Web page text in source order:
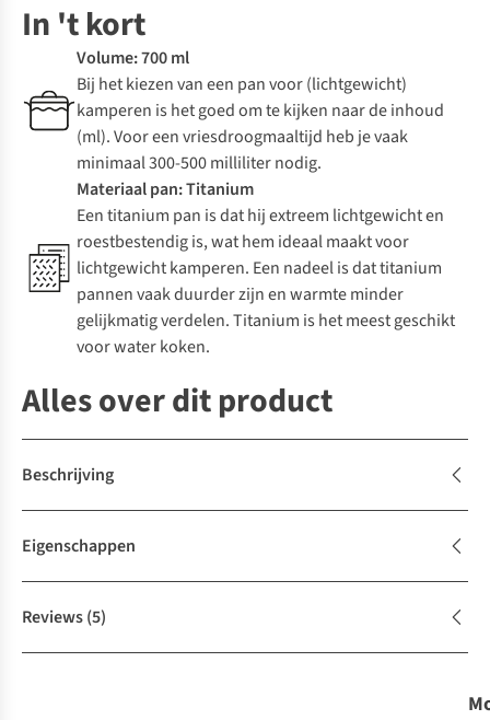
In 't kort
Volume: 700 ml
Bij het kiezen van een pan voor (lichtgewicht)
kamperen is het goed om te kijken naar de inhoud
(ml). Voor een vriesdroogmaaltijd heb je vaak
minimaal 300-500 milliliter nodig.
Materiaal pan: Titanium
Een titanium pan is dat hij extreem lichtgewicht en
roestbestendig is, wat hem ideaal maakt voor
lichtgewicht kamperen. Een nadeel is dat titanium
pannen vaak duurder zijn en warmte minder
gelijkmatig verdelen. Titanium is het meest geschikt
voor water koken.
Alles over dit product
Beschrijving
Eigenschappen
Reviews(5)